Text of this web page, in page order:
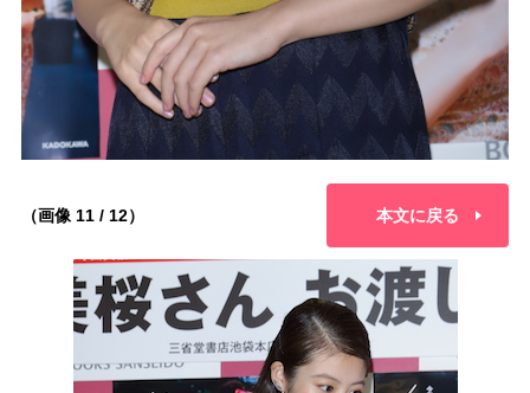
（画像 11 / 12） 本文に戻る